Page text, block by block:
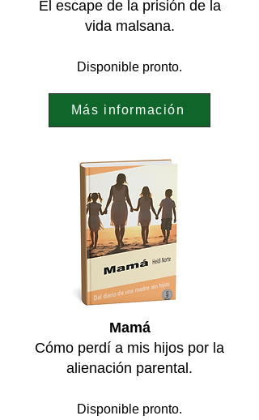
El escape de la prisión de la
vida malsana.
Disponible pronto.
Más información
Mamá
Cómo perdí a mis hijos por la
alienación parental.
Disponible pronto.